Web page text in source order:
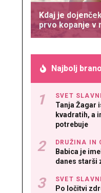
Kdaj je
prvo kopanje v
Najbolj brano
SVET
Tanja Žagar
kvadratih, a
potrebuje
DRUŽINA IN
Babica je
danes starši
SVET
Po ločitvi